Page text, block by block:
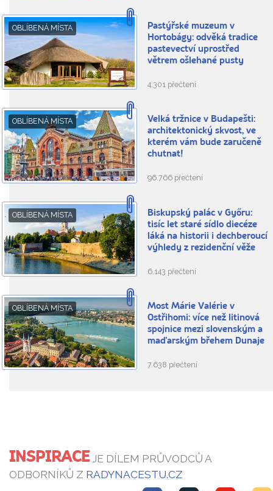
OBLÍBENÁ MÍSTA
Pastýřské muzeum v
Hortobágy: odvěká tradice
pastevectví uprostřed
větrem ošlehané pusty
4.301 přečtení
OBLÍBENÁ MÍSTA
Velká tržnice v Budapešti:
architektonický skvost, ve
kterém vám bude zaručeně
chutnat!
96.766 přečtení
OBLÍBENÁ MÍSTA
Biskupský palác v Győru:
tisíc let staré sídlo diecéze
láká na historii i dechberoucí
výhledy z rezidenční věže
6.143 přečtení
OBLÍBENÁ MÍSTA
Most Márie Valérie v
Ostřihomi: více než litinová
spojnice mezi slovenským a
maďarským břehem Dunaje
7.638 přečtení
INSPIRACEJE DÍLEM PRŮVODCŮ A
ODBORNÍKŮ Z RADYNACESTU.CZ